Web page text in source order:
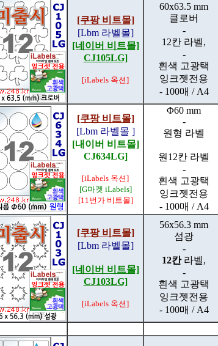
[쿠팡 비트몰]
[Lbm 라벨몰]
[네이버 비트몰]
CJ105LG]
[iLabels 옥션]
60x63.5 mm
클로버
-
12칸 라벨,
-
흰색 고광택
잉크젯전용
- 100매 / A4
[쿠팡 비트몰]
[Lbm 라벨몰 ]
[내이버 비트몰]
CJ634LG]
[iLabels 옥션]
[G마켓 iLabels]
[11번가 비트몰]
Φ60 mm
-
원형 라벨
원12칸 라벨
-
흰색 고광택
잉크젯전용
- 100매 / A4
[쿠팡 비트몰]
[Lbm 라벨몰]
[네이버 비트몰]
CJ103LG]
[iLabels 옥션]
56x56.3 mm
섬광
-
12칸 라벨,
-
흰색 고광택
잉크젯전용
- 100매 / A4